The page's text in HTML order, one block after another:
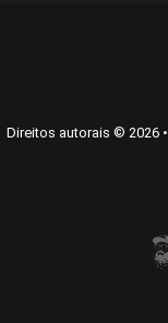
Direitos autorais © 2026